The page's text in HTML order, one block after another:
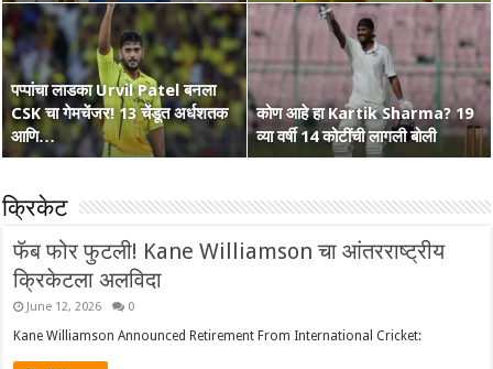
पप्पांचा लाडका Urvil Patel बनला
CSK चा गेमचेंजर! 13 चेंडूत अर्धशतक
आणि…
कोण आहे हा Kartik Sharma? 19
व्या वर्षी 14 कोटींची लागली बोली
सरपंच श्रेयसच्या Punjab Kings चा
वर्ल्ड रेकॉर्ड! दिल्लीविरूद्ध चेस केले 264
Australia Retain The Ashes
2025-2026
क्रिकेट
फॅब फोर फुटली! Kane Williamson चा आंतरराष्ट्रीय
क्रिकेटला अलविदा
June 12, 2026 0
Kane Williamson Announced Retirement From International Cricket: